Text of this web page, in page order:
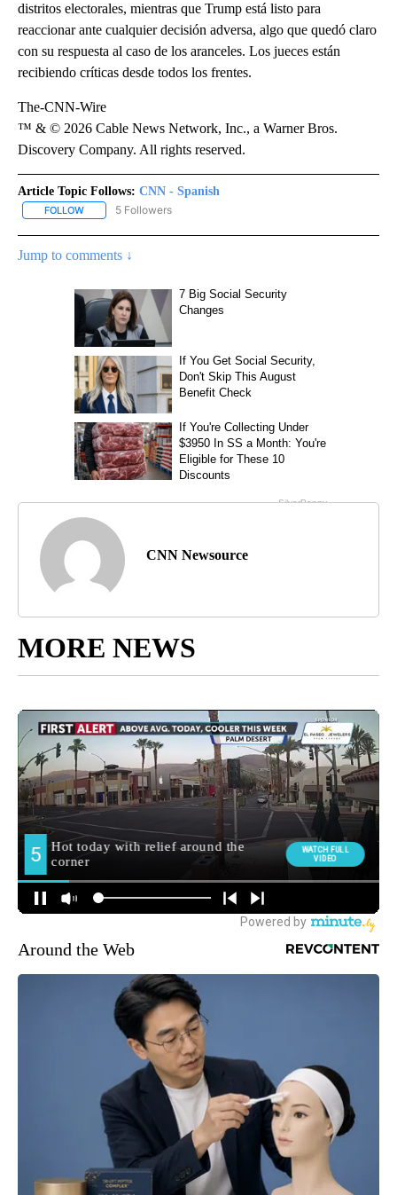
distritos electorales, mientras que Trump está listo para
reaccionar ante cualquier decisión adversa, algo que quedó claro
con su respuesta al caso de los aranceles. Los jueces están
recibiendo críticas desde todos los frentes.
The-CNN-Wire
™ & © 2026 Cable News Network, Inc., a Warner Bros.
Discovery Company. All rights reserved.
Article Topic Follows: CNN - Spanish
FOLLOW FOLLOW "CNN - SPANISH" TO RECEIVE NOTIFICATIONS ABOUT
5 Followers
Jump to comments ↓
CNN Newsource
MORE NEWS
Around the Web